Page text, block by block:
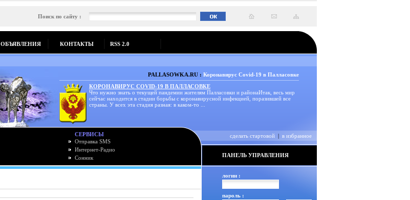
Поиск по сайту :
ОБЪЯВЛЕНИЯ КОНТАКТЫ RSS 2.0
PALLASOWKA.RU : Коронавирус Covid-19 в Палласовке
КОРОНАВИРУС COVID-19 В ПАЛЛАСОВКЕ
Что нужно знать о текущей пандемии жителям Палласовки и районаИтак, весь мир
сейчас находится в стадии борьбы с коронавирусной инфекцией, поразившей все
страны. У всех эта стадия разная: в каком-то ...
СЕРВИСЫ
Отправка SMS
Интернет-Радио
Сонник
сделать стартовой | в избранное
ПАНЕЛЬ УПРАВЛЕНИЯ
логин :
пароль :